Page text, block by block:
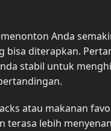
Anda
bisa diterapkan.
stabil untuk
atau makanan
terasa lebih